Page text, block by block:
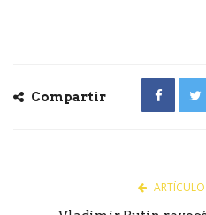
Compartir